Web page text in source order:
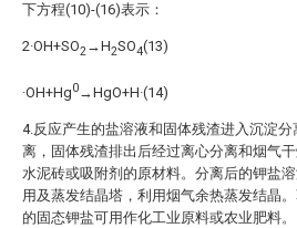
下方程(10)-(16)表示：
2·OH+SO2→H2SO4(13)
·OH+Hg0→HgO+H·(14)
4.反应产生的盐溶液和固体残渣进入沉淀分
离，固体残渣排出后经过离心分离和烟气
水泥砖或吸附剂的原材料。分离后的钾盐
用及蒸发结晶塔，利用烟气余热蒸发结晶
的固态钾盐可用作化工业原料或农业肥料。